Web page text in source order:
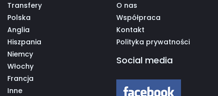
Transfery
Polska
Anglia
Hiszpania
Niemcy
Włochy
Francja
Inne
O nas
Współpraca
Kontakt
Polityka prywatności
Social media